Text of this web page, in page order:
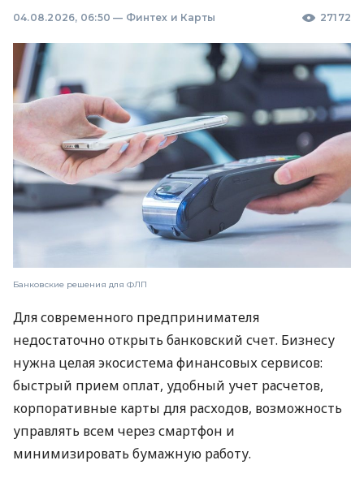
04.08.2026, 06:50 — Финтех и Карты 27172
Банковские решения для ФЛП
Для современного предпринимателя
недостаточно открыть банковский счет. Бизнесу
нужна целая экосистема финансовых сервисов:
быстрый прием оплат, удобный учет расчетов,
корпоративные карты для расходов, возможность
управлять всем через смартфон и
минимизировать бумажную работу.